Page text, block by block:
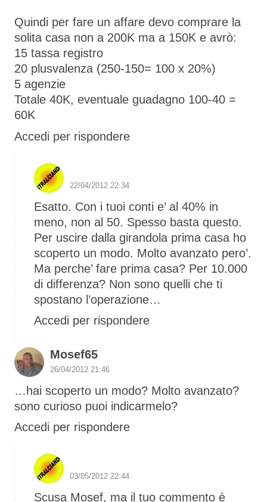
Quindi per fare un affare devo comprare la
solita casa non a 200K ma a 150K e avrò:
15 tassa registro
20 plusvalenza (250-150= 100 x 20%)
5 agenzie
Totale 40K, eventuale guadagno 100-40 =
60K
Accedi per rispondere
22/04/2012 22:34
Esatto. Con i tuoi conti e’ al 40% in
meno, non al 50. Spesso basta questo.
Per uscire dalla girandola prima casa ho
scoperto un modo. Molto avanzato pero’.
Ma perche’ fare prima casa? Per 10.000
di differenza? Non sono quelli che ti
spostano l’operazione…
Accedi per rispondere
Mosef65
26/04/2012 21:46
…hai scoperto un modo? Molto avanzato?
sono curioso puoi indicarmelo?
Accedi per rispondere
03/05/2012 22:44
Scusa Mosef, ma il tuo commento è